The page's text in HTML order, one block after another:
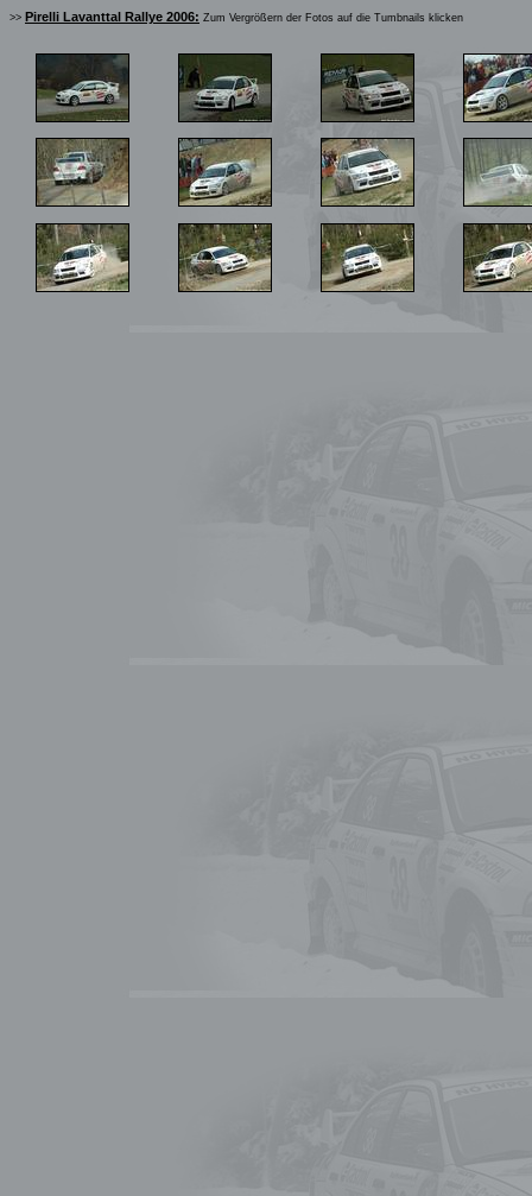
>> Pirelli Lavanttal Rallye 2006: Zum Vergrößern der Fotos auf die Tumbnails klicken